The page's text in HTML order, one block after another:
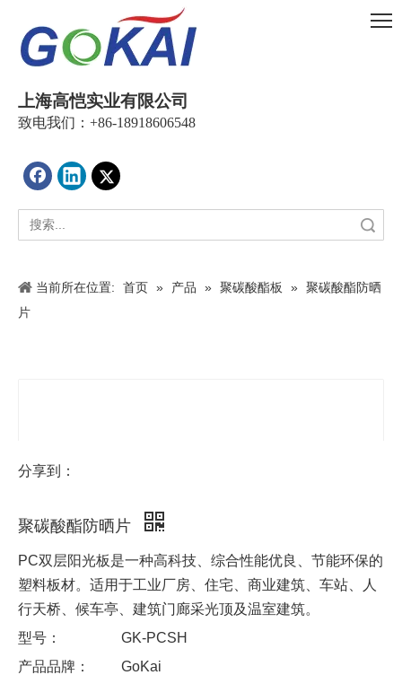
上海高恺实业有限公司
致电我们：+86-18918606548
当前所在位置: 首页 » 产品 » 聚碳酸酯板 » 聚碳酸酯防晒
片
分享到：
聚碳酸酯防晒片
PC双层阳光板是一种高科技、综合性能优良、节能环保的
塑料板材。适用于工业厂房、住宅、商业建筑、车站、人
行天桥、候车亭、建筑门廊采光顶及温室建筑。
型号：
GK-PCSH
产品品牌：
GoKai